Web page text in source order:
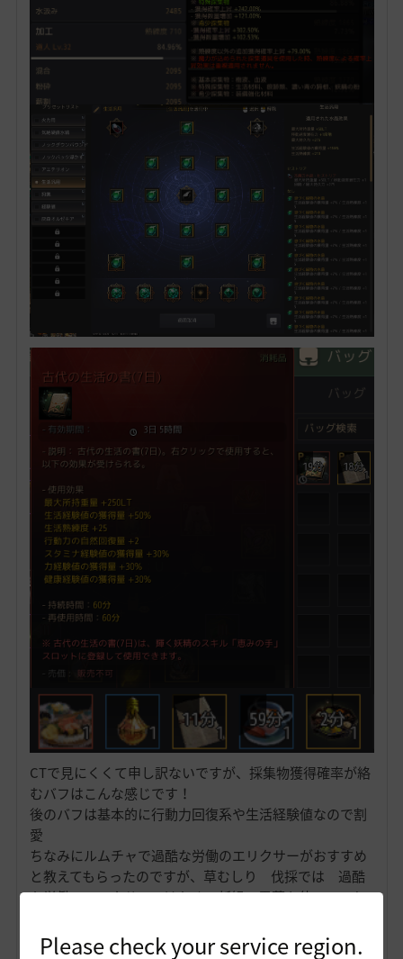
Please check your service region.
CTで見にくくて申し訳ないですが、採集物獲得確率が絡
むバフはこんな感じです！
後のバフは基本的に行動力回復系や生活経験値なので割
愛
ちなみにルムチャで過酷な労働のエリクサーがおすすめ
と教えてもらったのですが、草むしり 伐採では 過酷
な労働のエリクサーではなく、新緑の霊薬を使っていた
め、少し効率がよくなっております！